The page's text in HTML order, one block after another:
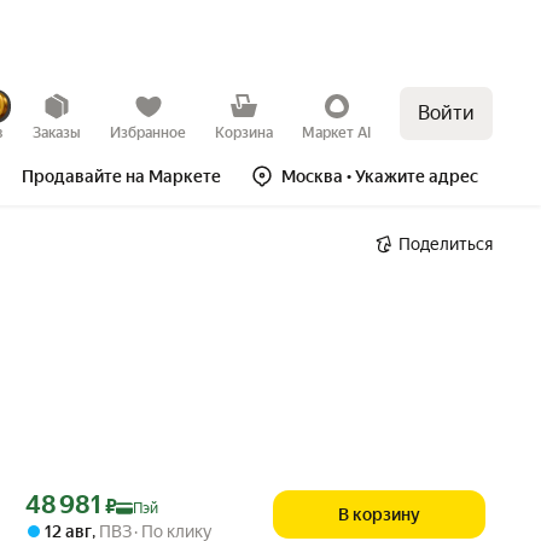
Заказы Избранное Корзина Маркет AI
Войти
Продавайте на Маркете Москва • Укажите адрес
Поделиться
Цена с картой Яндекс Пэй 48981 ₽ вместо
48 981 ₽ Пэй
12 авг, ПВЗ По клику
В корзину